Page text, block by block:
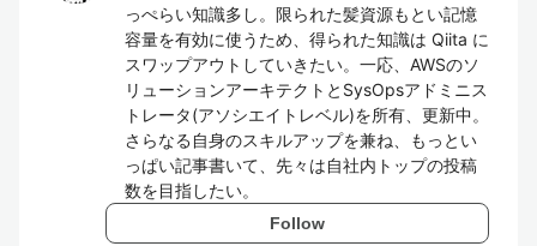
っぺらい知識多し。限られた髪資源もとい記憶
容量を有効に使うため、得られた知識は Qiita に
スワップアウトしていきたい。一応、AWSのソ
リューションアーキテクトとSysOpsアドミニス
トレータ(アソシエイトレベル)を所有、更新中。
さらなる自身のスキルアップを兼ね、もっとい
っぱい記事書いて、先々は自社内トップの投稿
数を目指したい。
Follow